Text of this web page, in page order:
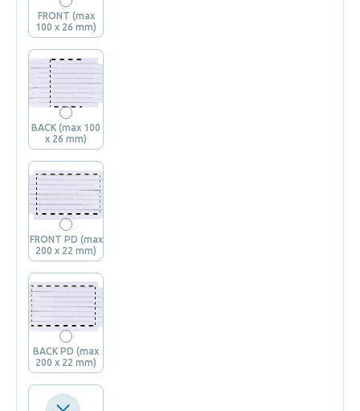
FRONT (max
100 x 26 mm)
BACK (max 100
x 26 mm)
FRONT PD (max
200 x 22 mm)
BACK PD (max
200 x 22 mm)